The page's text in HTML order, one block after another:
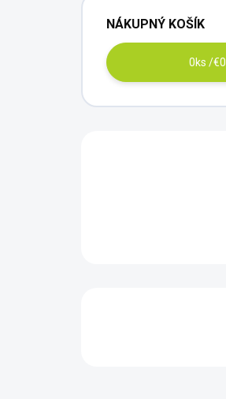
NÁKUPNÝ KOŠÍK
0ks /€0